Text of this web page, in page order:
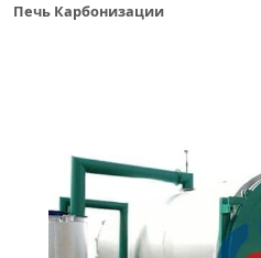
Печь Карбонизации